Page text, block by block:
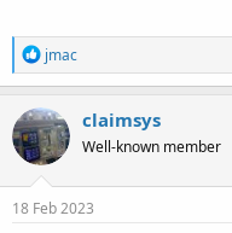
R
e
a
c
t
i
o
n
s
jmac
claimsys
Well-known member
18 Feb 2023